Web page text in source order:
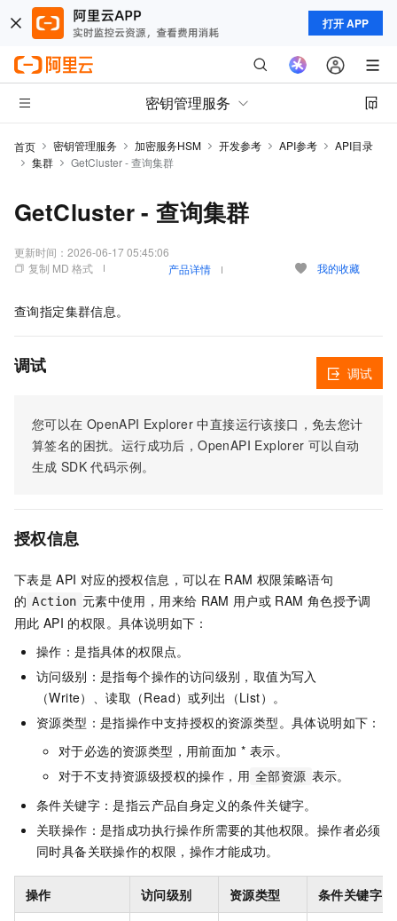
打开 APP
密钥管理服务
首页 密钥管理服务 加密服务HSM 开发参考 API参考
API目录
集群
GetCluster - 查询集群
GetCluster - 查询集群
更新时间： 2026-06-17 05:45:06
复制 MD 格式
产品详情 我的收藏
查询指定集群信息。
调试
您可以在 OpenAPI Explorer 中直接运行该接口，免去您计
算签名的困扰。运行成功后，OpenAPI Explorer 可以自动
生成 SDK 代码示例。
调试
授权信息
下表是 API 对应的授权信息，可以在 RAM 权限策略语句
的 Action 元素中使用，用来给 RAM 用户或 RAM 角色授予调
用此 API 的权限。具体说明如下：
操作：是指具体的权限点。
访问级别：是指每个操作的访问级别，取值为写入
（Write）、读取（Read）或列出（List）。
资源类型：是指操作中支持授权的资源类型。具体说明如下：
对于必选的资源类型，用前面加 * 表示。
对于不支持资源级授权的操作，用 全部资源 表示。
条件关键字：是指云产品自身定义的条件关键字。
关联操作：是指成功执行操作所需要的其他权限。操作者必须
同时具备关联操作的权限，操作才能成功。
操作 访问级别 资源类型 条件关键字